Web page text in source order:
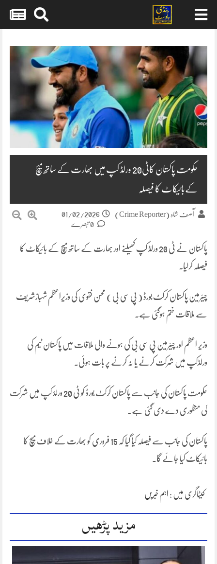
content
حکومت پاکستان کاٹی20 ورلڈ کپ میں بھارت کے ساتھ میچ
کےبائیکاٹ کا فیصلہ
آصف شاہ (Crime Reporter)
01/02/2026
پاکستان نے ٹی 20 ورلڈ کپ کھیلنے اور بھارت کے ساتھ میچ کے بائیکاٹ کا
فیصلہ کرلیا۔
چیئرمین پاکستان کرکٹ بورڈ ( پی سی بی ) محسن نقوی کی وزیراعظم شہبازشریف
سے ملاقات ختم ہوگئی ہے۔
وزیر اعظم اور چیئرمین پی سی بی کی ہونے والی ملاقات میں پاکستان ٹیم کی
ورلڈکپ میں شرکت کرنے یا نہ کرنے پر بات ہوئی۔
حکومت پاکستان کی جانب سے پاکستان کرکٹ بورڈ کو ٹی 20 ورلڈ کپ میں شرکت
کی منظوری دے دی گئی ہے۔
پاکستان کی جانب سے فیصلہ کیا گیا کہ 15 فروری کو بھارت کے خلاف میچ کا
بائیکاٹ کیا جائے گا۔
کیٹاگری میں : اہم خبریں
مزید پڑھیں